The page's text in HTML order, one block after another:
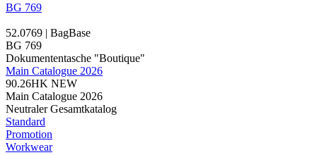
BG 769
52.0769 | BagBase
BG 769
Dokumententasche "Boutique"
Main Catalogue 2026
90.26HK NEW
Main Catalogue 2026
Neutraler Gesamtkatalog
Standard
Promotion
Workwear